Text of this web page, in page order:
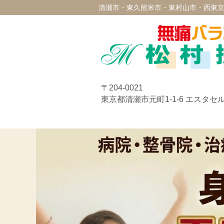
清瀬市・東久留米市・東村山市・西東
〒204-0021
東京都清瀬市元町1-1-6 エスタセ